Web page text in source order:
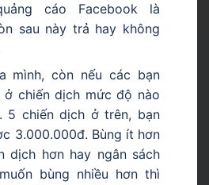
cáo Facebook là
sau này trả hay không
mình, còn nếu các bạn
ở chiến dịch mức độ nào
5 chiến dịch ở trên, bạn
3.000.000đ. Bùng ít hơn
dịch hơn hay ngân sách
bùng nhiều hơn thì